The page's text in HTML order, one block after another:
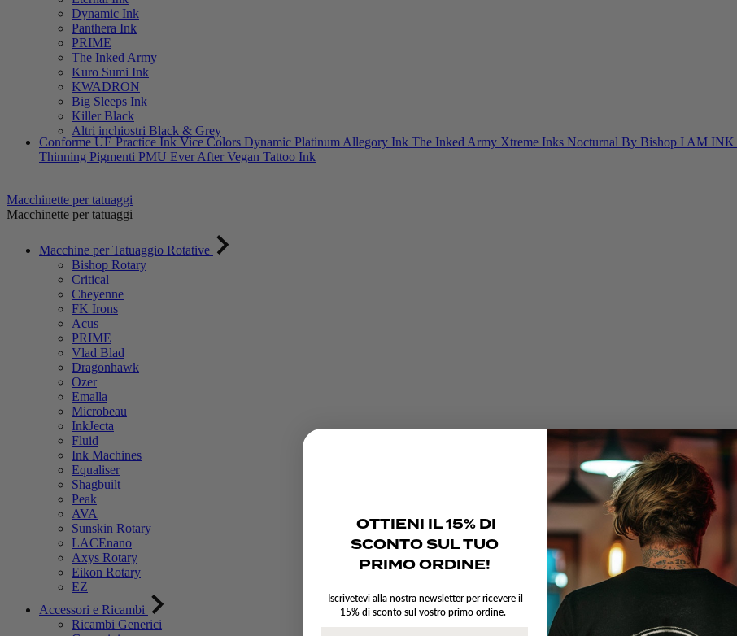
Dynamic Ink
Panthera Ink
PRIME
The Inked Army
Kuro Sumi Ink
KWADRON
Big Sleeps Ink
Killer Black
Altri inchiostri Black & Grey
Conforme UE Practice Ink Vice Colors Dynamic Platinum Allegory Ink The Inked Army Xtreme Inks Nocturnal By Bishop I AM INK
Thinning Pigmenti PMU Ever After Vegan Tattoo Ink
Macchinette per tatuaggi
Macchinette per tatuaggi
Macchine per Tatuaggio Rotative
Bishop Rotary
Critical
Cheyenne
FK Irons
Acus
PRIME
Vlad Blad
Dragonhawk
Ozer
Emalla
Microbeau
InkJecta
Fluid
Ink Machines
Equaliser
Shagbuilt
Peak
AVA
Sunskin Rotary
LACEnano
Axys Rotary
Eikon Rotary
EZ
Accessori e Ricambi
Ricambi Generici
OTTIENI IL 15% DI
SCONTO SUL TUO
PRIMO ORDINE!
Iscrivetevi alla nostra newsletter per ricevere il
15% di sconto sul vostro primo ordine.